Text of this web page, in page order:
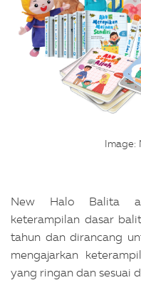
Image:
New Halo Balita
keterampilan dasar
tahun dan dirancang
mengajarkan
yang ringan dan sesuai